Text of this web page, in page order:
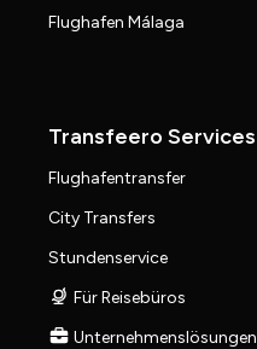
Flughafen Málaga
Transfeero Services
Flughafentransfer
City Transfers
Stundenservice
Für Reisebüros
Unternehmenslösungen